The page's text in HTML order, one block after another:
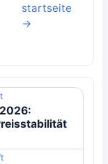
startseite
→